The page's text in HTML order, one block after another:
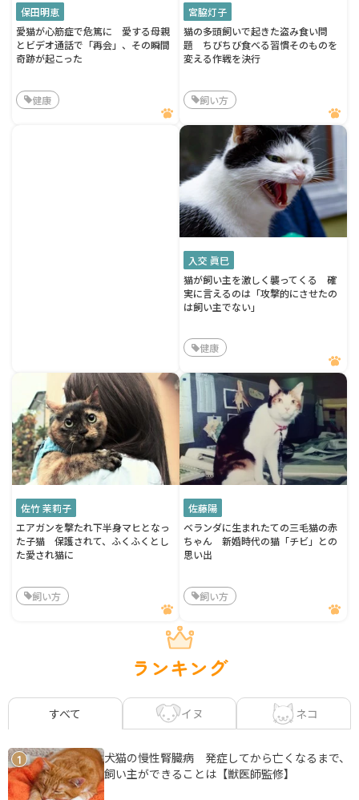
保田明恵
愛猫が心筋症で危篤に 愛する母親
とビデオ通話で「再会」、その瞬間
奇跡が起こった
健康
宮脇灯子
猫の多頭飼いで起きた盗み食い問
題 ちびちび食べる習慣そのものを
変える作戦を決行
飼い方
入交 眞巳
猫が飼い主を激しく襲ってくる 確
実に言えるのは「攻撃的にさせたの
は飼い主でない」
健康
佐竹 茉莉子
エアガンを撃たれ下半身マヒとなっ
た子猫 保護されて、ふくふくとし
た愛され猫に
飼い方
佐藤陽
ベランダに生まれたての三毛猫の赤
ちゃん 新婚時代の猫「チビ」との
思い出
飼い方
ランキング
すべて イヌ ネコ
1
犬猫の慢性腎臓病 発症してから亡くなるまで、
飼い主ができることは【獣医師監修】